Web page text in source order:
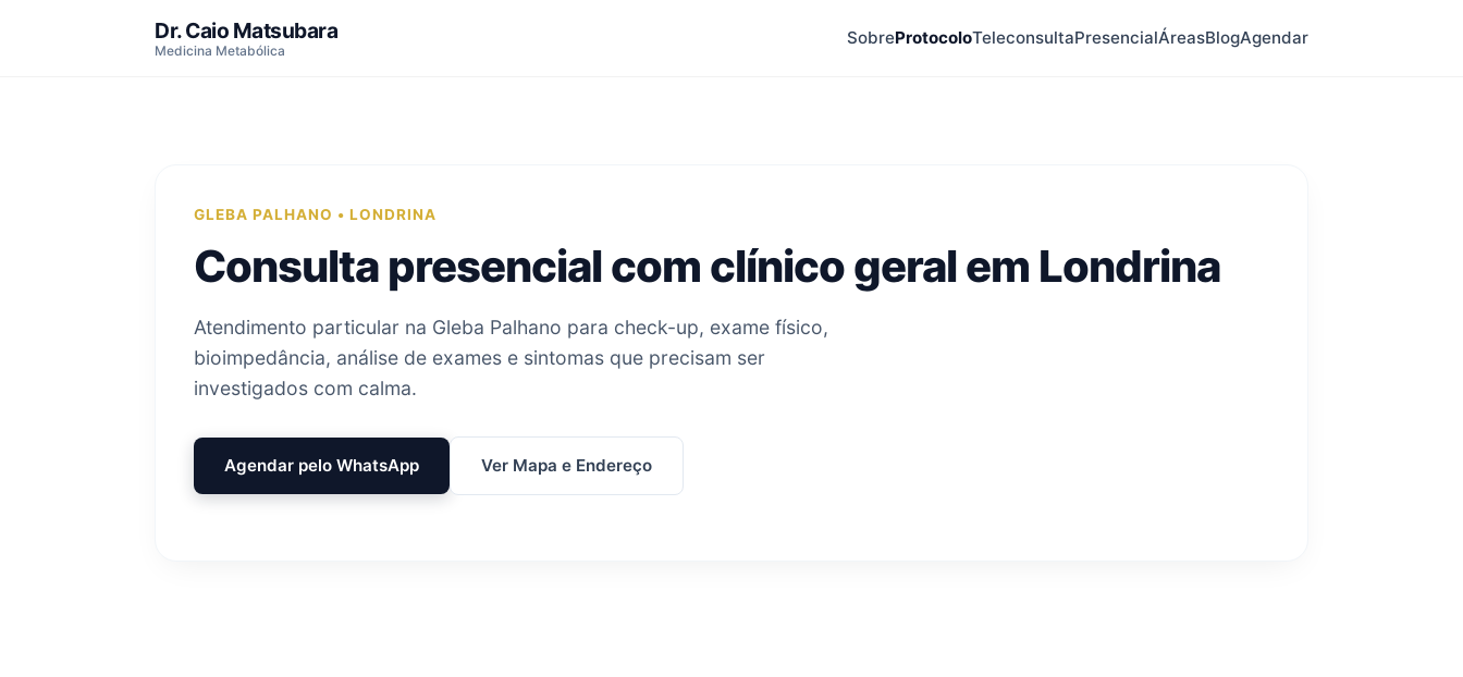
Dr. Caio Matsubara
Medicina Metabólica
SobreProtocoloTeleconsultaPresencialÁreasBlogAgendar
GLEBA PALHANO • LONDRINA
Consulta presencial com clínico geral em Londrina
Atendimento particular na Gleba Palhano para check-up, exame físico,
bioimpedância, análise de exames e sintomas que precisam ser
investigados com calma.
Agendar pelo WhatsApp Ver Mapa e Endereço